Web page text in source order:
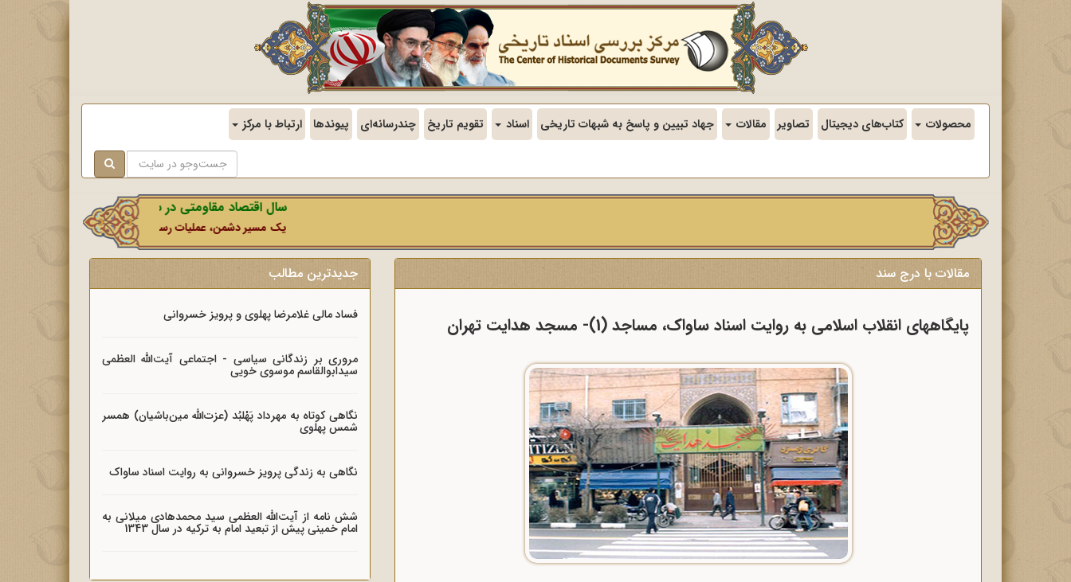
محصولات کتاب‌های دیجیتال تصاویر مقالات جهاد تبیین و پاسخ به شبهات تاریخی اسناد تقویم تاریخ چندرسانه‌ای پیوندها ارتباط با مرکز
سال اقتصاد مقاومتی در سایه وحدت ملی و امنیت ملی.
یک مسیر دشمن، عملیات رسانه‌ای او است که در این ایام بطور
مقالات با درج سند
پایگاههای انقلاب اسلامی به روایت اسناد ساواک، مساجد (1)- مسجد هدایت تهران
جدیدترین مطالب
فساد مالی غلامرضا پهلوی و پرویز خسروانی
مروری بر زندگانی سیاسی - اجتماعی آیت‌الله العظمی
سیدابوالقاسم موسوی خویی
نگاهی کوتاه به مهرداد پَهْلبُد (عزت‌الله مین‌باشیان) همسر
شمس پهلوی
نگاهی به زندگی پرویز خسروانی به روایت اسناد ساواک
شش نامه از آیت‌الله العظمی سید محمدهادی میلانی به
امام خمینی پیش از تبعید امام به ترکیه در سال 1343